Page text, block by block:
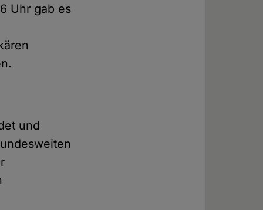
Uhr gab es
und